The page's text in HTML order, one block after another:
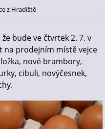
z Hradiště
bude ve čtvrtek 2. 7. v
na prodejním místě vejce
nové brambory,
cibuli, novýčesnek,